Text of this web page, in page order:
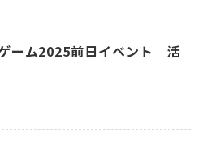
ーム2025前日イベント 活